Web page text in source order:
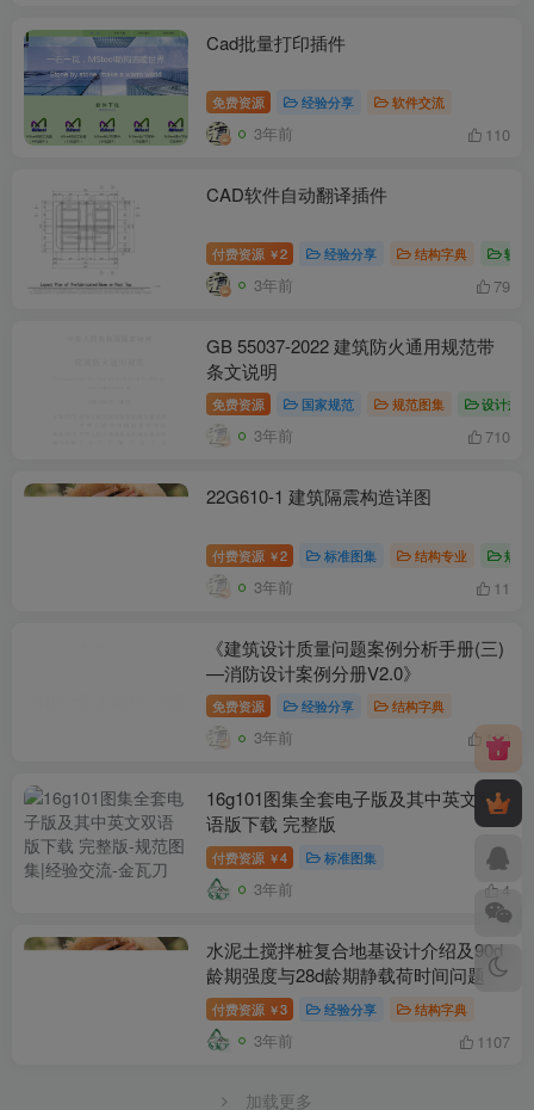
Cad批量打印插件
免费资源 经验分享 软件交流
3年前 110
CAD软件自动翻译插件
付费资源 ￥2 经验分享 结构字典 软件
3年前 79
GB 55037-2022 建筑防火通用规范带
条文说明
免费资源 国家规范 规范图集 设计规范
3年前 710
22G610-1 建筑隔震构造详图
付费资源 ￥2 标准图集 结构专业 规范
3年前 11
《建筑设计质量问题案例分析手册(三)
—消防设计案例分册V2.0》
免费资源 经验分享 结构字典
3年前 130
16g101图集全套电子版及其中英文双
语版下载 完整版
付费资源 ￥4 标准图集
3年前 4
水泥土搅拌桩复合地基设计介绍及90d
龄期强度与28d龄期静载荷时间问题
付费资源 ￥3 经验分享 结构字典
3年前 1107
加载中...